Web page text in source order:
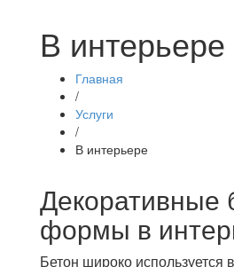
В интерьере
Главная
/
Услуги
/
В интерьере
Декоративные
формы в
Бетон широко используется